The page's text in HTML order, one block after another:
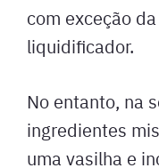
com exceção
liquidificador.
No entanto, na
ingredientes
uma vasilha e